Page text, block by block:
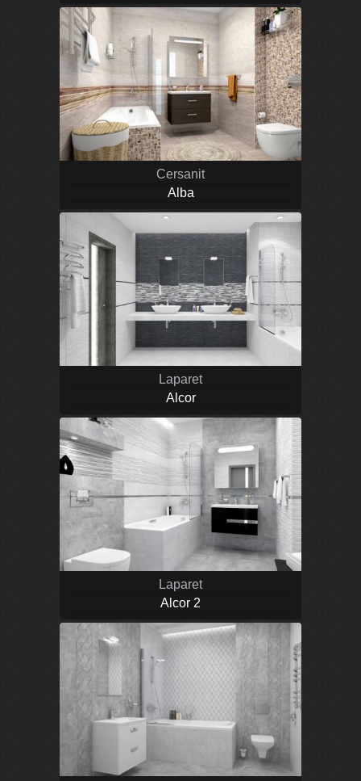
Cersanit
Alba
Laparet
Alcor
Laparet
Alcor 2